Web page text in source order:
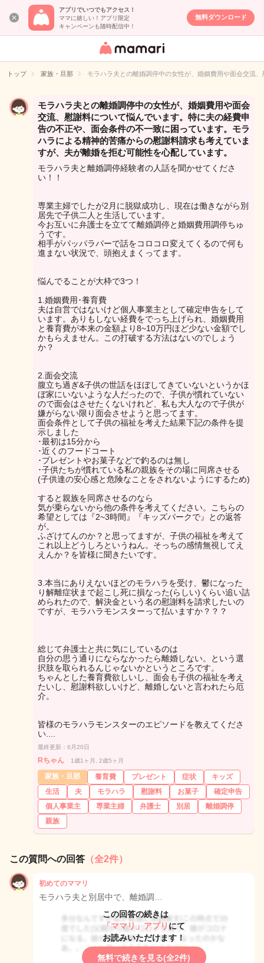
アプリでいつでもアクセス！
ママに嬉しい！アプリ限定
キャンペーンも随時配信中！
無料ダウンロード
女性専用匿名QA
イト
トップ 家族・旦那 モラハラ夫との離婚調停中の女性が、婚姻費用や面会交流
モラハラ夫との離婚調停中の女性が、婚姻費用や面会
交流、慰謝料について悩んでいます。特に夫の経費申
告の不正や、面会条件の不一致に困っています。モラ
ハラによる精神的苦痛からの慰謝料請求も考えていま
すが、夫が離婚を拒む可能性を心配しています。
モラハラ夫と離婚調停経験者の人話を聞かせてくださ
い！！
専業主婦でしたが2月に脱獄成功し、現在は働きながら別
居先で子供二人と生活しています。
今お互いに弁護士を立てて離婚調停と婚姻費用調停ちゅ
うです。
相手がパッパラパーで話をコロコロ変えてくるので何も
進まない状況で、頭抱えまくってます。
悩んでることが大枠で3つ！
1.婚姻費用･養育費
夫は自営ではないけど個人事業主として確定申告をして
います。ありもしない経費をでっち上げられ、婚姻費用
と養育費が本来の金額より8~10万円ほど少ない金額でし
かもらえません。この打破する方法はないのでしょう
か？
2.面会交流
腹立ち過ぎ&子供の世話をほぼしてきていないというかほ
ぼ家にいないような人だったので、子供が慣れていない
ので面会はさせたくないけれど、私も大人なので子供が
嫌がらない限り面会させようと思ってます。
面会条件として子供の福祉を考えた結果下記の条件を提
示しました
･最初は15分から
･近くのフードコート
･プレゼントやお菓子などで釣るのは無し
･子供たちが慣れている私の親族をその場に同席させる
(子供達の安心感と危険なことをされないようにするため)
すると親族を同席させるのなら
気が乗らないから他の条件を考えてください。こちらの
希望としては『2~3時間』『キッズパークで』との返答
が。
ふざけてんのか？と思ってますが、子供の福祉を考えて
これ以上どうしろというねん。そっちの感情無視してえ
えんか？を皆様に聞きたいです。
3.本当にありえないほどのモラハラを受け、鬱になった
り解離症状まで起こし死に損なった(らしい)くらい追い詰
められたので、解決金という名の慰謝料を請求したいの
ですが、モラハラモンスターって払いますか？？？
総じて弁護士と共に気にしているのは
自分の思う通りにならなかったら離婚しない。という選
択肢を取られるんじゃないかというところです。
ちゃんとした養育費欲しいし、面会も子供の福祉を考え
たいし、慰謝料欲しいけど、離婚しないと言われたら厄
介。
皆様のモラハラモンスターのエピソードを教えてくださ
い....
最終更新：6月20日
Rちゃん 1歳1ヶ月, 2歳5ヶ月
家族・旦那 養育費 プレゼント 症状
キッズ
生活
夫 モラハラ 慰謝料 お菓子
確定申告
個人事業主
専業主婦 弁護士 別居
離婚調停
親族
この質問への回答 （全2件）
初めてのママリ
モラハラ夫と別居中で、離婚調…
この回答の続きは
「ママリ」アプリ にて
お読みいただけます！
無料で続きを見る(全2件)